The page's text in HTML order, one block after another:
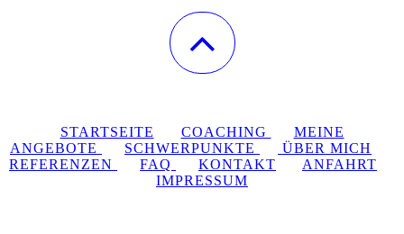
STARTSEITE COACHING
MEINE
ANGEBOTE
SCHWERPUNKTE
ÜBER MICH
REFERENZEN
FAQ KONTAKT
ANFAHRT
IMPRESSUM